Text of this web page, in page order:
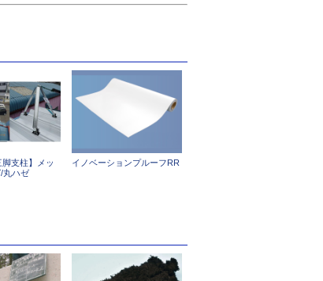
脚支柱】メッ
丸ハゼ
イノベーションプルーフRR